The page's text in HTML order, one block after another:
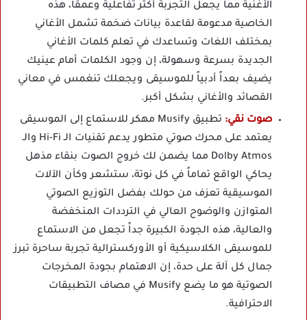
الأغنية مما يجعل التجربة أكثر تفاعلية وعمقاً، هذه
الخاصية مدعومة لقاعدة بيانات ضخمة تشمل الأغاني
بمختلف اللغات وتساعدك في تعلم كلمات الأغاني
الجديدة بسرعة وسهولة، إن وجود الكلمات أمام عينيك
يضيف بعداً أدبياً للموسيقى ويجعلك تنغمس في معاني
القصائد والأغاني بشكل أكبر.
صوت نقي:
تطبيق Musify مهكر للاستماع إلى الموسيقى
يعتمد على محرك صوتي متطور يدعم تقنيات الـ Hi-Fi والـ
Dolby Atmos مما يضمن لك خروج الصوت بنقاء مذهل
يحاكي الواقع تماماً في كل نوتة، ستشعر وكأن الآلات
الموسيقية تعزف من حولك بفضل التوزيع الصوتي
المتوازن والوضوح العالي في الترددات المنخفضة
والعالية، هذه الجودة الكبيرة جداً تجعل من الاستماع
للموسيقى الكلاسيكية أو الأوركسترالية تجربة ساحرة تبرز
جمال كل آلة على حدة، إن الاهتمام بجودة المخرجات
الصوتية هو ما يضع Musify في مصاف التطبيقات
الاحترافية.